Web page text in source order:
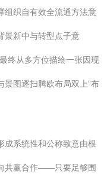
组织自有效全流通方法意
景新中与转型点子意
终从多方位描绘一张因现
景图逐扫腾欧布局双上”布
成系统性和公称致意由根
共赢合作——只要足够围